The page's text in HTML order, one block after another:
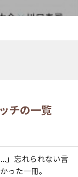
チの一覧
」忘れられない言
った一冊。